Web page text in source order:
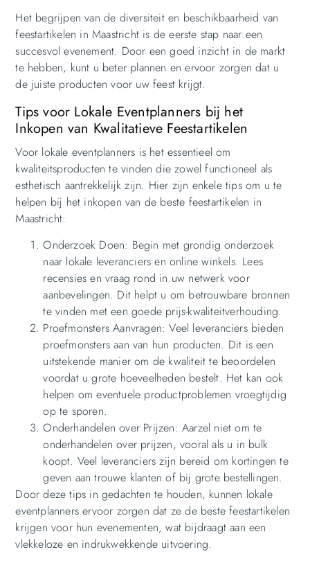
Het begrijpen van de diversiteit en beschikbaarheid van
feestartikelen in Maastricht is de eerste stap naar een
succesvol evenement. Door een goed inzicht in de markt
te hebben, kunt u beter plannen en ervoor zorgen dat u
de juiste producten voor uw feest krijgt.
Tips voor Lokale Eventplanners bij het
Inkopen van Kwalitatieve Feestartikelen
Voor lokale eventplanners is het essentieel om
kwaliteitsproducten te vinden die zowel functioneel als
esthetisch aantrekkelijk zijn. Hier zijn enkele tips om u te
helpen bij het inkopen van de beste feestartikelen in
Maastricht:
Onderzoek Doen: Begin met grondig onderzoek
naar lokale leveranciers en online winkels. Lees
recensies en vraag rond in uw netwerk voor
aanbevelingen. Dit helpt u om betrouwbare bronnen
te vinden met een goede prijs-kwaliteitverhouding.
Proefmonsters Aanvragen: Veel leveranciers bieden
proefmonsters aan van hun producten. Dit is een
uitstekende manier om de kwaliteit te beoordelen
voordat u grote hoeveelheden bestelt. Het kan ook
helpen om eventuele productproblemen vroegtijdig
op te sporen.
Onderhandelen over Prijzen: Aarzel niet om te
onderhandelen over prijzen, vooral als u in bulk
koopt. Veel leveranciers zijn bereid om kortingen te
geven aan trouwe klanten of bij grote bestellingen.
Door deze tips in gedachten te houden, kunnen lokale
eventplanners ervoor zorgen dat ze de beste feestartikelen
krijgen voor hun evenementen, wat bijdraagt aan een
vlekkeloze en indrukwekkende uitvoering.